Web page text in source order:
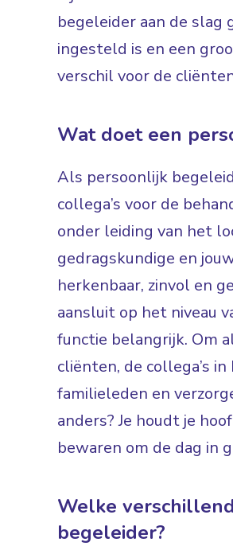
begeleider aan de
ingesteld is en een
verschil voor de
Wat doet een
Als persoonlijk
collega’s voor de
onder leiding van het
gedragskundige en
herkenbaar, zinvol en
aansluit op het niveau
functie belangrijk. Om
cliënten, de collega’s
familieleden en
anders? Je houdt je
bewaren om de dag in
Welke
begeleider?